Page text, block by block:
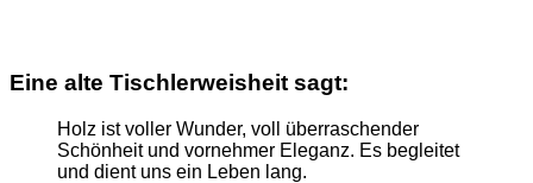
Eine alte Tischlerweisheit sagt:
Holz ist voller Wunder, voll überraschender
Schönheit und vornehmer Eleganz. Es begleitet
und dient uns ein Leben lang.